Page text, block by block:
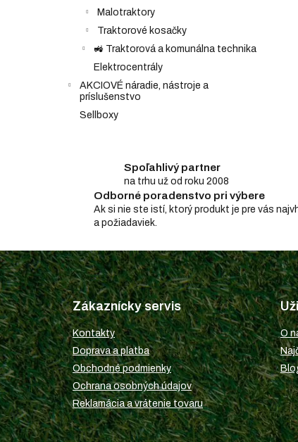
Malotraktory
Traktorové kosačky
🚜 Traktorová a komunálna technika
Elektrocentrály
AKCIOVÉ náradie, nástroje a
príslušenstvo
Sellboxy
Spoľahlivý partner
na trhu už od roku 2008
Odborné poradenstvo pri výbere
Ak si nie ste istí, ktorý produkt je pre vás
a požiadaviek.
Z
á
p
ä
t
i
e
Zákaznícky servis
Kontakty
Doprava a platba
Obchodné podmienky
Ochrana osobných údajov
Reklamácia a vrátenie tovaru
O